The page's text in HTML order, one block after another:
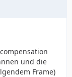
und die
Frame)